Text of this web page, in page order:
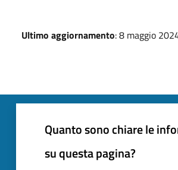
Ultimo aggiornamento: 8 maggio
Quanto sono chiare le
su questa pagina?